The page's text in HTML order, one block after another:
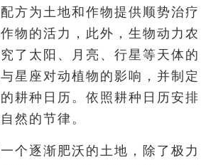
方为土地和作物提供顺势治疗
物的活力，此外，生物动力农
了太阳、月亮、行星等天体的
星座对动植物的影响，并制定
耕种日历。依照耕种日历安排
然的节律。
个逐渐肥沃的土地，除了极力